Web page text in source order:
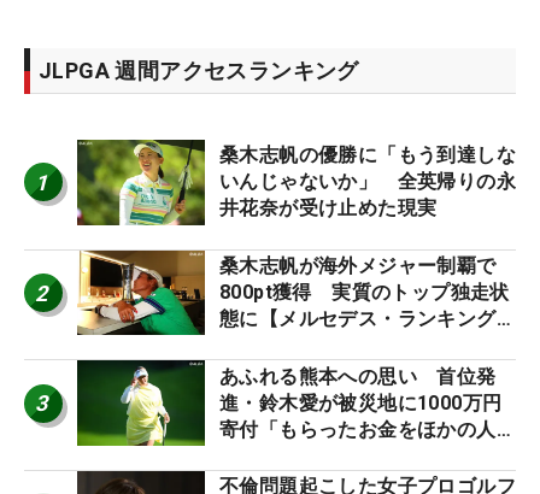
JLPGA 週間アクセスランキング
1
桑木志帆の優勝に「もう到達しな
いんじゃないか」 全英帰りの永
井花奈が受け止めた現実
2
桑木志帆が海外メジャー制覇で
800pt獲得 実質のトップ独走状
態に【メルセデス・ランキング番
3
あふれる熊本への思い 首位発
進・鈴木愛が被災地に1000万円
寄付「もらったお金をほかの人
不倫問題起こした女子プロゴルフ